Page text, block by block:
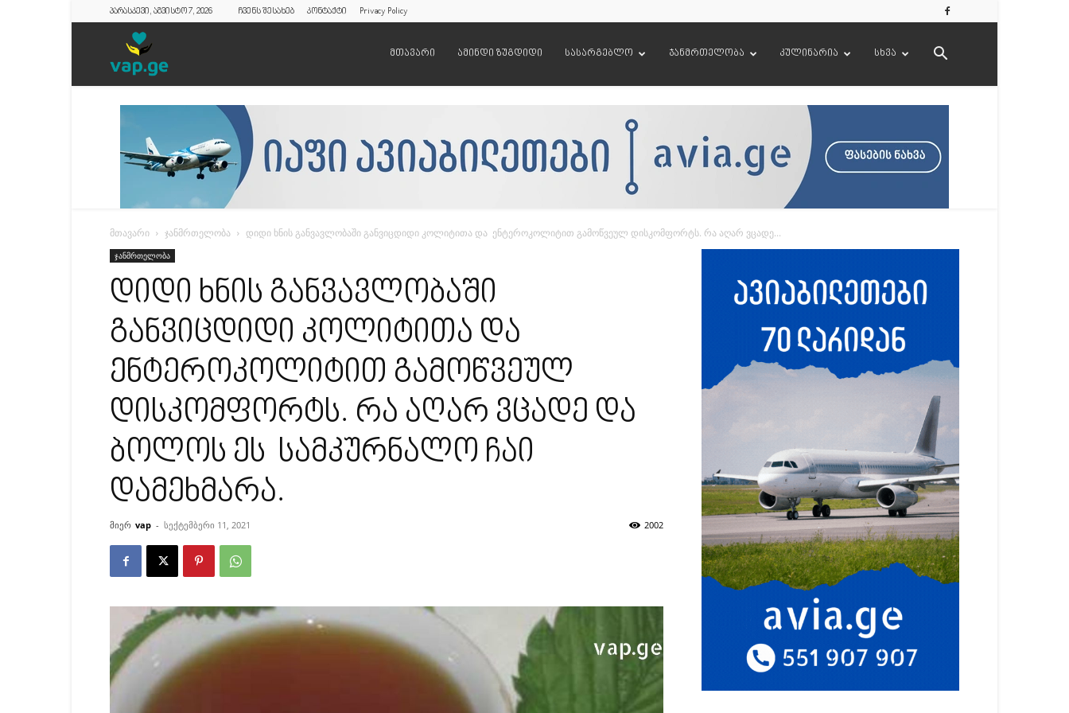
პარასკევი, აგვისტო 7, 2026 ჩვენს შესახებ კონტაქტი Privacy Policy
მთავარი ამინდი ზუგდიდი სასარგებლო ჯანმრთელობა კულინარია სხვა
მთავარი ჯანმრთელობა დიდი ხნის განვავლობაში განვიცდიდი კოლიტითა და ენტეროკოლიტით გამოწვეულ დისკომფორტს. რა აღარ ვცადე...
ჯანმრთელობა
დიდი ხნის განვავლობაში
განვიცდიდი კოლიტითა და
ენტეროკოლიტით გამოწვეულ
დისკომფორტს. რა აღარ ვცადე და
ბოლოს ეს სამკურნალო ჩაი
დამეხმარა.
მიერ vap - სექტემბერი 11, 2021 2002